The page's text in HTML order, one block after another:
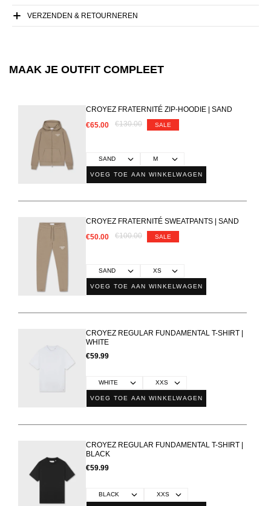
VERZENDEN & RETOURNEREN
MAAK JE OUTFIT COMPLEET
CROYEZ FRATERNITÉ ZIP-HOODIE | SAND
€65.00
€130.00 SALE
VOEG TOE AAN WINKELWAGEN
CROYEZ FRATERNITÉ SWEATPANTS | SAND
€50.00
€100.00 SALE
VOEG TOE AAN WINKELWAGEN
CROYEZ REGULAR FUNDAMENTAL T-SHIRT |
WHITE
€59.99
VOEG TOE AAN WINKELWAGEN
CROYEZ REGULAR FUNDAMENTAL T-SHIRT |
BLACK
€59.99